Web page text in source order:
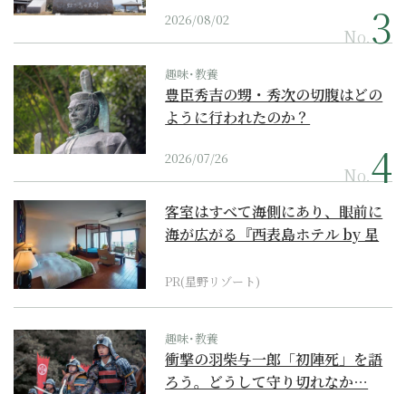
2026/08/02
No.
趣味･教養
豊臣秀吉の甥・秀次の切腹はどの
ように行われたのか？
2026/07/26
No.
客室はすべて海側にあり、眼前に
海が広がる『西表島ホテル by 星
PR(星野リゾート)
趣味･教養
衝撃の羽柴与一郎「初陣死」を語
ろう。どうして守り切れなか…